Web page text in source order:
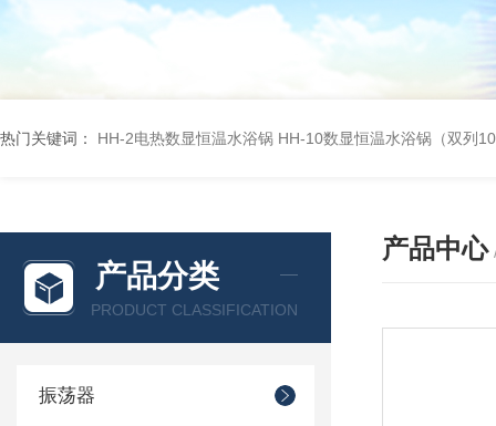
热门关键词： HH-2电热数显恒温水浴锅 HH-10数显恒温水浴锅（双列
产品分类
PRODUCT CLASSIFICATION
振荡器
产品中心